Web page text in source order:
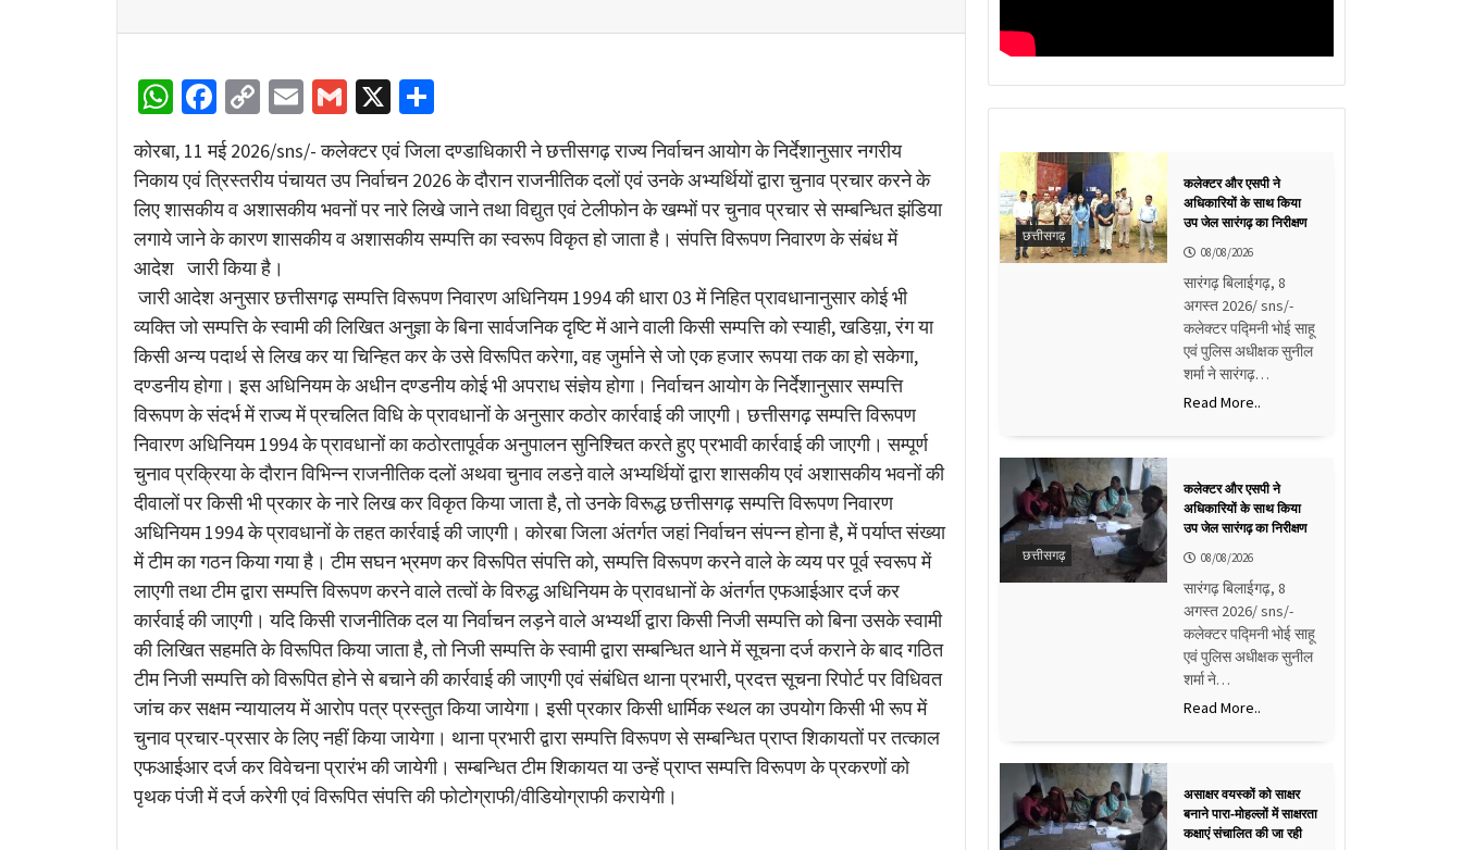
WhatsApp
Facebook
CopyEmailGmail
X
कोरबा, 11 मई 2026/sns/- कलेक्टर एवं जिला दण्डाधिकारी ने छत्तीसगढ़ राज्य निर्वाचन आयोग के निर्देशानुसार नगरीय
निकाय एवं त्रिस्तरीय पंचायत उप निर्वाचन 2026 के दौरान राजनीतिक दलों एवं उनके अभ्यर्थियों द्वारा चुनाव प्रचार करने के
लिए शासकीय व अशासकीय भवनों पर नारे लिखे जाने तथा विद्युत एवं टेलीफोन के खम्भों पर चुनाव प्रचार से सम्बन्धित झंडिया
लगाये जाने के कारण शासकीय व अशासकीय सम्पत्ति का स्वरूप विकृत हो जाता है। संपत्ति विरूपण निवारण के संबंध में
आदेश जारी किया है।
जारी आदेश अनुसार छत्तीसगढ़ सम्पत्ति विरूपण निवारण अधिनियम 1994 की धारा 03 में निहित प्रावधानानुसार कोई भी
व्यक्ति जो सम्पत्ति के स्वामी की लिखित अनुज्ञा के बिना सार्वजनिक दृष्टि में आने वाली किसी सम्पत्ति को स्याही, खडिय़ा, रंग या
किसी अन्य पदार्थ से लिख कर या चिन्हित कर के उसे विरूपित करेगा, वह जुर्माने से जो एक हजार रूपया तक का हो सकेगा,
दण्डनीय होगा। इस अधिनियम के अधीन दण्डनीय कोई भी अपराध संज्ञेय होगा। निर्वाचन आयोग के निर्देशानुसार सम्पत्ति
विरूपण के संदर्भ में राज्य में प्रचलित विधि के प्रावधानों के अनुसार कठोर कार्रवाई की जाएगी। छत्तीसगढ़ सम्पत्ति विरूपण
निवारण अधिनियम 1994 के प्रावधानों का कठोरतापूर्वक अनुपालन सुनिश्चित करते हुए प्रभावी कार्रवाई की जाएगी। सम्पूर्ण
चुनाव प्रक्रिया के दौरान विभिन्न राजनीतिक दलों अथवा चुनाव लडऩे वाले अभ्यर्थियों द्वारा शासकीय एवं अशासकीय भवनों की
दीवालों पर किसी भी प्रकार के नारे लिख कर विकृत किया जाता है, तो उनके विरूद्ध छत्तीसगढ़ सम्पत्ति विरूपण निवारण
अधिनियम 1994 के प्रावधानों के तहत कार्रवाई की जाएगी। कोरबा जिला अंतर्गत जहां निर्वाचन संपन्न होना है, में पर्याप्त संख्या
में टीम का गठन किया गया है। टीम सघन भ्रमण कर विरूपित संपत्ति को, सम्पत्ति विरूपण करने वाले के व्यय पर पूर्व स्वरूप में
लाएगी तथा टीम द्वारा सम्पत्ति विरूपण करने वाले तत्वों के विरुद्ध अधिनियम के प्रावधानों के अंतर्गत एफआईआर दर्ज कर
कार्रवाई की जाएगी। यदि किसी राजनीतिक दल या निर्वाचन लड़ने वाले अभ्यर्थी द्वारा किसी निजी सम्पत्ति को बिना उसके स्वामी
की लिखित सहमति के विरूपित किया जाता है, तो निजी सम्पत्ति के स्वामी द्वारा सम्बन्धित थाने में सूचना दर्ज कराने के बाद गठित
टीम निजी सम्पत्ति को विरूपित होने से बचाने की कार्रवाई की जाएगी एवं संबंधित थाना प्रभारी, प्रदत्त सूचना रिपोर्ट पर विधिवत
जांच कर सक्षम न्यायालय में आरोप पत्र प्रस्तुत किया जायेगा। इसी प्रकार किसी धार्मिक स्थल का उपयोग किसी भी रूप में
चुनाव प्रचार-प्रसार के लिए नहीं किया जायेगा। थाना प्रभारी द्वारा सम्पत्ति विरूपण से सम्बन्धित प्राप्त शिकायतों पर तत्काल
एफआईआर दर्ज कर विवेचना प्रारंभ की जायेगी। सम्बन्धित टीम शिकायत या उन्हें प्राप्त सम्पत्ति विरूपण के प्रकरणों को
पृथक पंजी में दर्ज करेगी एवं विरूपित संपत्ति की फोटोग्राफी/वीडियोग्राफी करायेगी।
छत्तीसगढ़
कलेक्टर और एसपी ने
अधिकारियों के साथ किया
उप जेल सारंगढ़ का निरीक्षण
08/08/2026
सारंगढ़ बिलाईगढ़, 8
अगस्त 2026/ sns/-
कलेक्टर पद्मिनी भोई साहू
एवं पुलिस अधीक्षक सुनील
शर्मा ने सारंगढ़…
Read More..
छत्तीसगढ़
कलेक्टर और एसपी ने
अधिकारियों के साथ किया
उप जेल सारंगढ़ का निरीक्षण
08/08/2026
सारंगढ़ बिलाईगढ़, 8
अगस्त 2026/ sns/-
कलेक्टर पद्मिनी भोई साहू
एवं पुलिस अधीक्षक सुनील
शर्मा ने…
Read More..
असाक्षर वयस्कों को साक्षर
बनाने पारा-मोहल्लों में साक्षरता
कक्षाएं संचालित की जा रही